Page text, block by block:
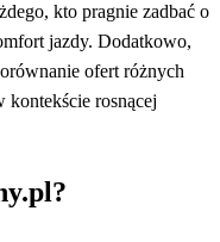
kto pragnie zadbać o
jazdy. Dodatkowo,
ofert różnych
kontekście rosnącej